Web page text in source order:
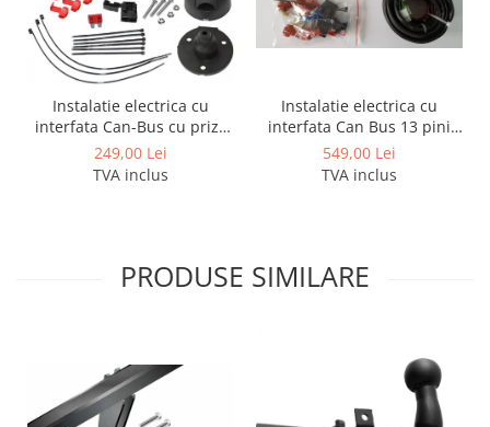
Covorase auto Dacia
Covorase auto Fiat
Covorase auto Ford
Covorase auto Honda
Covorase auto Hyundai
Covorase auto Isuzu
Covorase auto Iveco
Covorase auto Land Rover
Covorase auto Mini
Covorase auto Mitsubishi
Instalatie electrica cu
interfata Can-Bus cu priza
de 7 pini
249,00 Lei
TVA inclus
Instalatie electrica cu
interfata Can Bus 13 pini
activi
549,00 Lei
TVA inclus
PRODUSE SIMILARE